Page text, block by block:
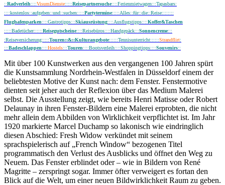
::Radverleih::::VisumDienste:::::Reisepartnersuche::::Ferienmietwagen:::Tapasbars:
::::kostenlos::aufgeben::und::suchen:::::Partytermine:::::Alles::für::die::Reise::::::::
Flughafenparken::::Gastrotipps:::Skiausrüstung::::Ausflugstipps::::Koffer&Taschen
:::::Badetücher::::::Reisegutscheine::::Reisebüros::::Handgepäck:::Sonnencreme:::
:Reiseversicherung:::::Touren::&::Kulturangebote::::::Tennisunterricht::::::Strandflirt:
:::Badeschlappen::::Hostels:::Touren::::Bootsverleih::::Shoppingtipps::::Souvenirs::
Mit über 100 Kunstwerken aus den vergangenen 100 Jahren spürt
die Kunstsammlung Nordrhein-Westfalen in Düsseldorf einem der
beliebtesten Motive der Kunst nach: dem Fenster. Fenstermotive
dienten seit jeher auch der Reflexion über das Medium Malerei
selbst. Die Ausstellung zeigt, wie bereits Henri Matisse oder Robert
Delaunay in ihren Fenster-Bildern eine Malerei erprobten, die nicht
mehr allein dem Abbilden von Wirklichkeit verpflichtet ist. Im Jahr
1920 markierte Marcel Duchamp so lakonisch wie eindringlich
diesen Abschied: Fresh Widow verkündet mit seinem
sprachspielerisch auf „French Window“ bezogenen Titel
programmatisch den Verlust des Ausblicks und öffnet den Weg zu
Neuem. Das Fenster erblindet oder – wie in Bildern von René
Magritte – zerspringt sogar. Immer öfter verweigert es fortan den
Blick auf die Welt, um einer neuen Bildwirklichkeit Raum zu geben.